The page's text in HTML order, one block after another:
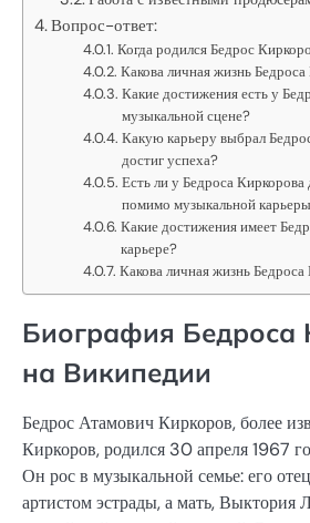
Вопрос-ответ:
Когда родился Бедрос
Какова личная жизнь
Какие достижения есть у
музыкальной сцене?
Какую карьеру выбрал
достиг успеха?
Есть ли у Бедроса
помимо музыкальной
Какие достижения имеет
карьере?
Какова личная жизнь
Биография Бедроса
на Википедии
Бедрос Атамович Киркоров, более
Киркоров, родился 30 апреля 1967
Он рос в музыкальной семье: его
артистом эстрады, а мать, Выктория